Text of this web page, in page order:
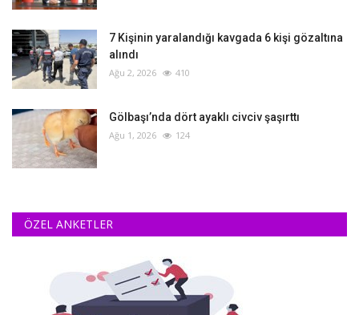
‎7 Kişinin yaralandığı kavgada 6 kişi gözaltına
alındı
Ağu 2, 2026 410
Gölbaşı’nda dört ayaklı civciv şaşırttı
Ağu 1, 2026 124
ÖZEL ANKETLER